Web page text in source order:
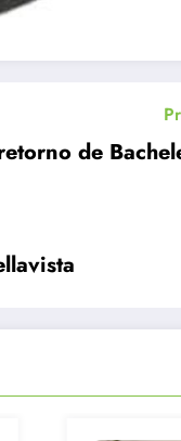
de